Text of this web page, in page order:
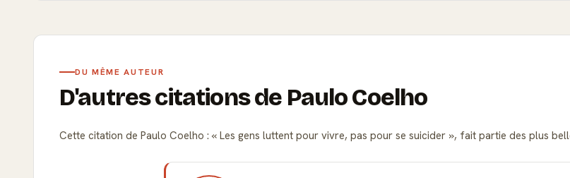
DU MÊME AUTEUR
D'autres citations de Paulo Coelho
Cette citation de Paulo Coelho : Les gens luttent pour vivre, pas pour se suicider , fait partie des plus